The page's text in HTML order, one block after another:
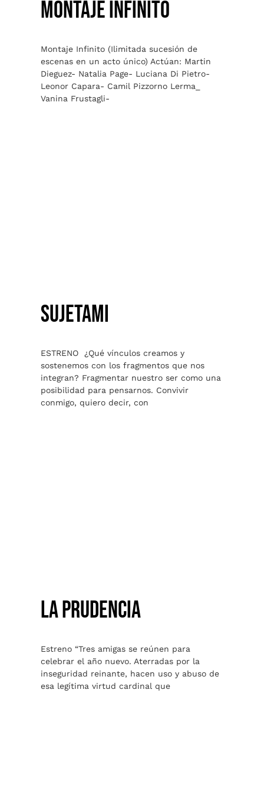
MONTAJE INFINITO
Montaje Infinito (Ilimitada sucesión de
escenas en un acto único) Actúan: Martin
Dieguez- Natalia Page- Luciana Di Pietro-
Leonor Capara- Camil Pizzorno Lerma_
Vanina Frustagli-
SujetAmi
ESTRENO ¿Qué vínculos creamos y
sostenemos con los fragmentos que nos
integran? Fragmentar nuestro ser como una
posibilidad para pensarnos. Convivir
conmigo, quiero decir, con
LA PRUDENCIA
Estreno “Tres amigas se reúnen para
celebrar el año nuevo. Aterradas por la
inseguridad reinante, hacen uso y abuso de
esa legítima virtud cardinal que